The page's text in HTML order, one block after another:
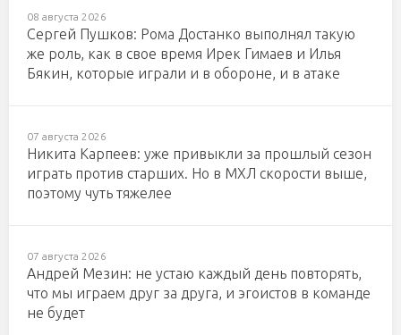
08 августа 2026
Сергей Пушков: Рома Достанко выполнял такую
же роль, как в свое время Ирек Гимаев и Илья
Бякин, которые играли и в обороне, и в атаке
07 августа 2026
Никита Карпеев: уже привыкли за прошлый сезон
играть против старших. Но в МХЛ скорости выше,
поэтому чуть тяжелее
07 августа 2026
Андрей Мезин: не устаю каждый день повторять,
что мы играем друг за друга, и эгоистов в команде
не будет